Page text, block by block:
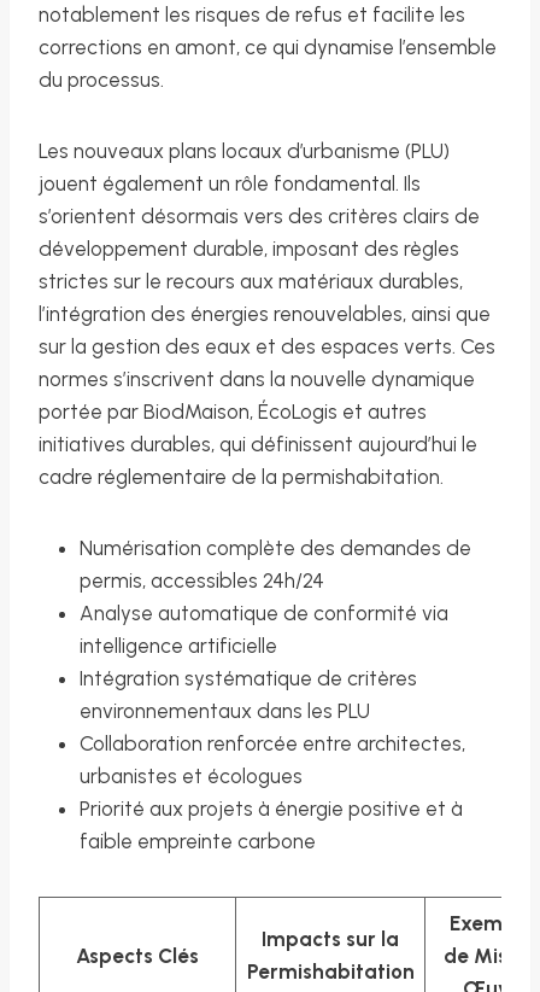
notablement les risques de refus et facilite les
corrections en amont, ce qui dynamise l’ensemble
du processus.
Les nouveaux plans locaux d’urbanisme (PLU)
jouent également un rôle fondamental. Ils
s’orientent désormais vers des critères clairs de
développement durable, imposant des règles
strictes sur le recours aux matériaux durables,
l’intégration des énergies renouvelables, ainsi que
sur la gestion des eaux et des espaces verts. Ces
normes s’inscrivent dans la nouvelle dynamique
portée par BiodMaison, ÉcoLogis et autres
initiatives durables, qui définissent aujourd’hui le
cadre réglementaire de la permishabitation.
Numérisation complète des demandes de
permis, accessibles 24h/24
Analyse automatique de conformité via
intelligence artificielle
Intégration systématique de critères
environnementaux dans les PLU
Collaboration renforcée entre architectes,
urbanistes et écologues
Priorité aux projets à énergie positive et à
faible empreinte carbone
Aspects Clés
Impacts sur la
Permishabitation
de Mise